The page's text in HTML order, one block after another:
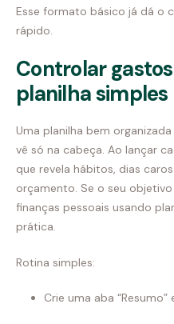
Esse formato básico já dá o
rápido.
Controlar
planilha simples
Uma planilha bem
vê só na cabeça. Ao lançar
que revela hábitos, dias
orçamento. Se o seu
finanças pessoais usando
prática.
Rotina simples:
Crie uma aba